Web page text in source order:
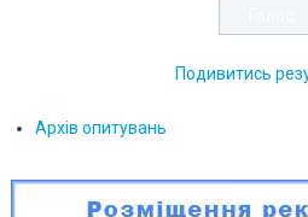
Подивитись
Архів опитувань